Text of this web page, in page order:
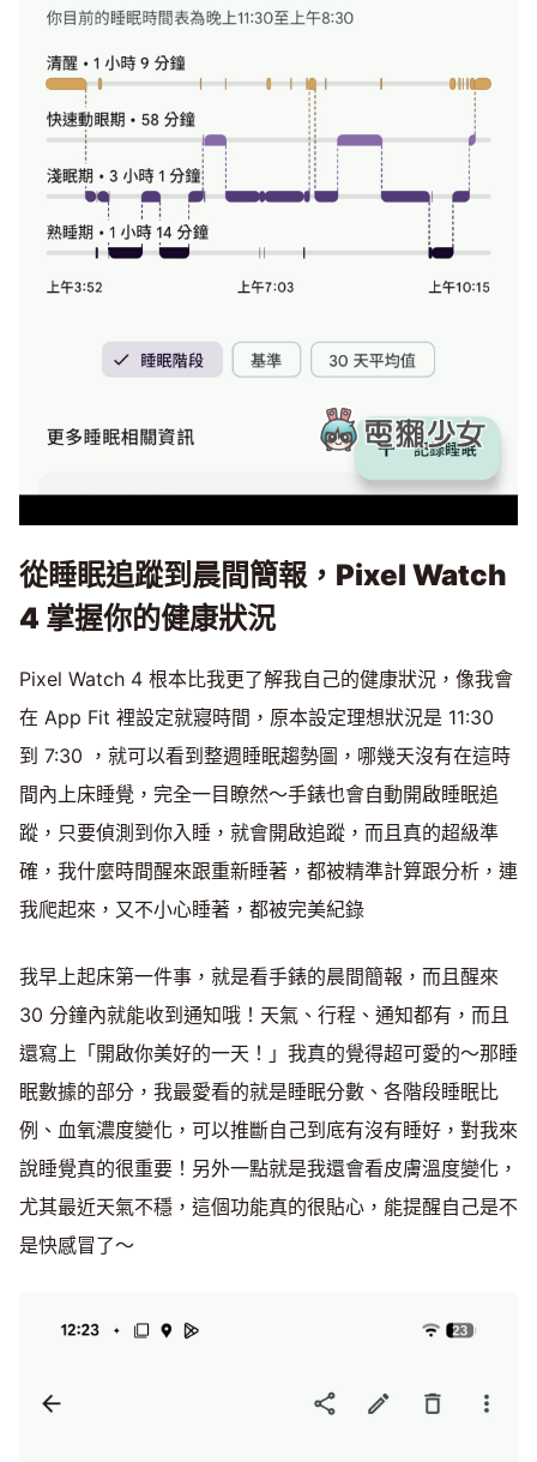
從睡眠追蹤到晨間簡報，Pixel Watch
4 掌握你的健康狀況
Pixel Watch 4 根本比我更了解我自己的健康狀況，像我會
在 App Fit 裡設定就寢時間，原本設定理想狀況是 11:30
到 7:30 ，就可以看到整週睡眠趨勢圖，哪幾天沒有在這時
間內上床睡覺，完全一目瞭然～手錶也會自動開啟睡眠追
蹤，只要偵測到你入睡，就會開啟追蹤，而且真的超級準
確，我什麼時間醒來跟重新睡著，都被精準計算跟分析，連
我爬起來，又不小心睡著，都被完美紀錄
我早上起床第一件事，就是看手錶的晨間簡報，而且醒來
30 分鐘內就能收到通知哦！天氣、行程、通知都有，而且
還寫上「開啟你美好的一天！」我真的覺得超可愛的～那睡
眠數據的部分，我最愛看的就是睡眠分數、各階段睡眠比
例、血氧濃度變化，可以推斷自己到底有沒有睡好，對我來
說睡覺真的很重要！另外一點就是我還會看皮膚溫度變化，
尤其最近天氣不穩，這個功能真的很貼心，能提醒自己是不
是快感冒了～